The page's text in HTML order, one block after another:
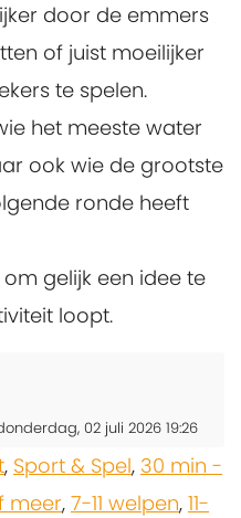
door de emmers
of juist moeilijker
te spelen.
het meeste water
ook wie de grootste
ronde heeft
om gelijk een idee te
loopt.
02 juli 2026 19:26
, Sport & Spel, 30 min -
meer, 7-11 welpen, 11-